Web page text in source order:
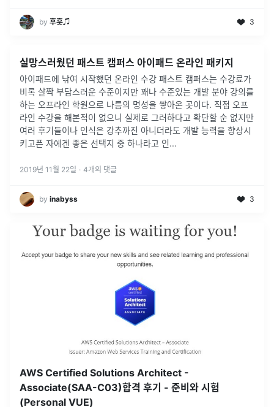
by 후훗♫ 3
실망스러웠던 패스트 캠퍼스 아이패드 온라인 패키지
아이패드에 낚여 시작했던 온라인 수강 패스트 캠퍼스는 수강료가
비록 살짝 부담스러운 수준이지만 꽤나 수준있는 개발 분야 강의를
하는 오프라인 학원으로 나름의 명성을 쌓아온 곳이다. 직접 오프
라인 수강을 해본적이 없으니 실제로 그러하다고 확단할 순 없지만
여러 후기들이나 인식은 강추까진 아니더라도 개발 능력을 향상시
키고픈 자에겐 좋은 선택지 중 하나라고 인...
2019년 11월 22일 · 4개의 댓글
by inabyss 3
AWS Certified Solutions Architect -
Associate(SAA-C03)합격 후기 - 준비와 시험
(Personal VUE)